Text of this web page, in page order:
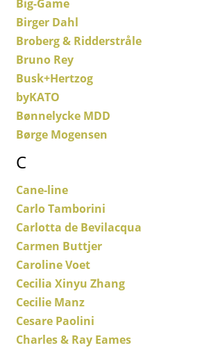
Wandregale
Sideboards & Kommoden
TV Möbel
Beistell- & Rollcontainer
Barmöbel
Kleinaufbewahrung
Einzelteile
... alle Aufbewahrungsmöbel
Licht
Hängeleuchten & Deckenleuchten
Tischleuchten
Big-Game
Birger Dahl
Broberg & Ridderstråle
Bruno Rey
Busk+Hertzog
byKATO
Bønnelycke MDD
Børge Mogensen
C
Cane-line
Carlo Tamborini
Carlotta de Bevilacqua
Carmen Buttjer
Caroline Voet
Cecilia Xinyu Zhang
Cecilie Manz
Cesare Paolini
Charles & Ray Eames